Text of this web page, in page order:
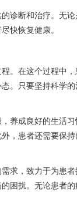
诊断和治疗。无
快恢复健康。
。在这个过程中
。只要坚持科学
养成良好的生活
，患者还需要保
求，致力于为患
困扰。无论患者